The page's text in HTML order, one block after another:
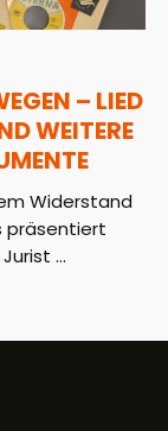
– LIED
WEITERE
Widerstand
präsentiert
...